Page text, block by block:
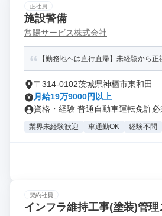
正社員
施設警備
常陽サービス株式会社
【勤務地へは直行直帰】未経験から
〒314-0102茨城県神栖市東和田
月給19万9000円以上
資格・経験 普通自動車運転免許
業界未経験歓迎 車通勤OK 経験不問
契約社員
インフラ維持工事(塗装)管理